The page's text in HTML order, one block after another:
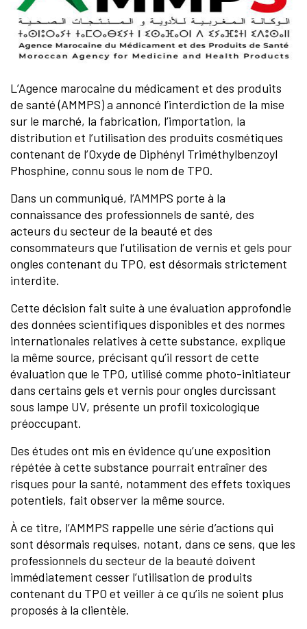
L’Agence marocaine du médicament et des produits
de santé (AMMPS) a annoncé l’interdiction de la mise
sur le marché, la fabrication, l’importation, la
distribution et l’utilisation des produits cosmétiques
contenant de l’Oxyde de Diphényl Triméthylbenzoyl
Phosphine, connu sous le nom de TPO.
Dans un communiqué, l’AMMPS porte à la
connaissance des professionnels de santé, des
acteurs du secteur de la beauté et des
consommateurs que l’utilisation de vernis et gels pour
ongles contenant du TPO, est désormais strictement
interdite.
Cette décision fait suite à une évaluation approfondie
des données scientifiques disponibles et des normes
internationales relatives à cette substance, explique
la même source, précisant qu’il ressort de cette
évaluation que le TPO, utilisé comme photo-initiateur
dans certains gels et vernis pour ongles durcissant
sous lampe UV, présente un profil toxicologique
préoccupant.
Des études ont mis en évidence qu’une exposition
répétée à cette substance pourrait entraîner des
risques pour la santé, notamment des effets toxiques
potentiels, fait observer la même source.
À ce titre, l’AMMPS rappelle une série d’actions qui
sont désormais requises, notant, dans ce sens, que les
professionnels du secteur de la beauté doivent
immédiatement cesser l’utilisation de produits
contenant du TPO et veiller à ce qu’ils ne soient plus
proposés à la clientèle.